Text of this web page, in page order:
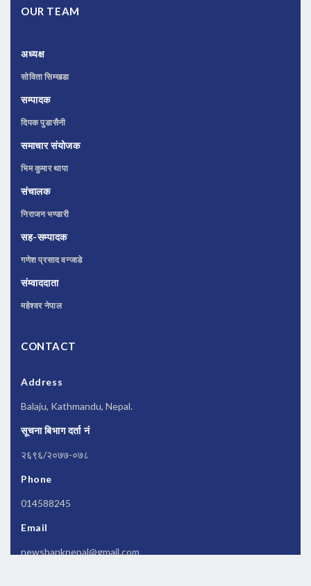
OUR TEAM
अध्यक्ष
सोविता सिम्खडा
सम्पादक
दिपक पुडासैनी
समाचार संयोजक
भिम कुमार थापा
संचालक
निराजन भण्डारी
सह-सम्पादक
गणेश प्रसाद वन्जाडे
संम्वाददाता
महेश्वर नेपाल
CONTACT
Address
Balaju, Kathmandu, Nepal.
सूचना बिभाग दर्ता नं
२६९६/२०७७-०७८
Phone
014588245
Email
newsbanknepal@gmail.com